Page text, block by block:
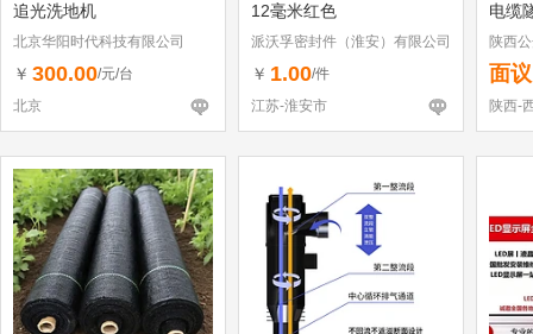
追光洗地机
北京华阳时代科技有限公司
￥ 300.00/元/台
北京
12毫米红色
派沃孚密封件（淮安）有限公司
￥ 1.00/件
江苏-淮安市
电缆
陕西
面议
陕西-